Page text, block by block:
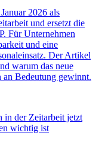
2026 als
und ersetzt die
Für Unternehmen
und eine
Der Artikel
warum das neue
an Bedeutung gewinnt.
in der Zeitarbeit jetzt
wichtig ist